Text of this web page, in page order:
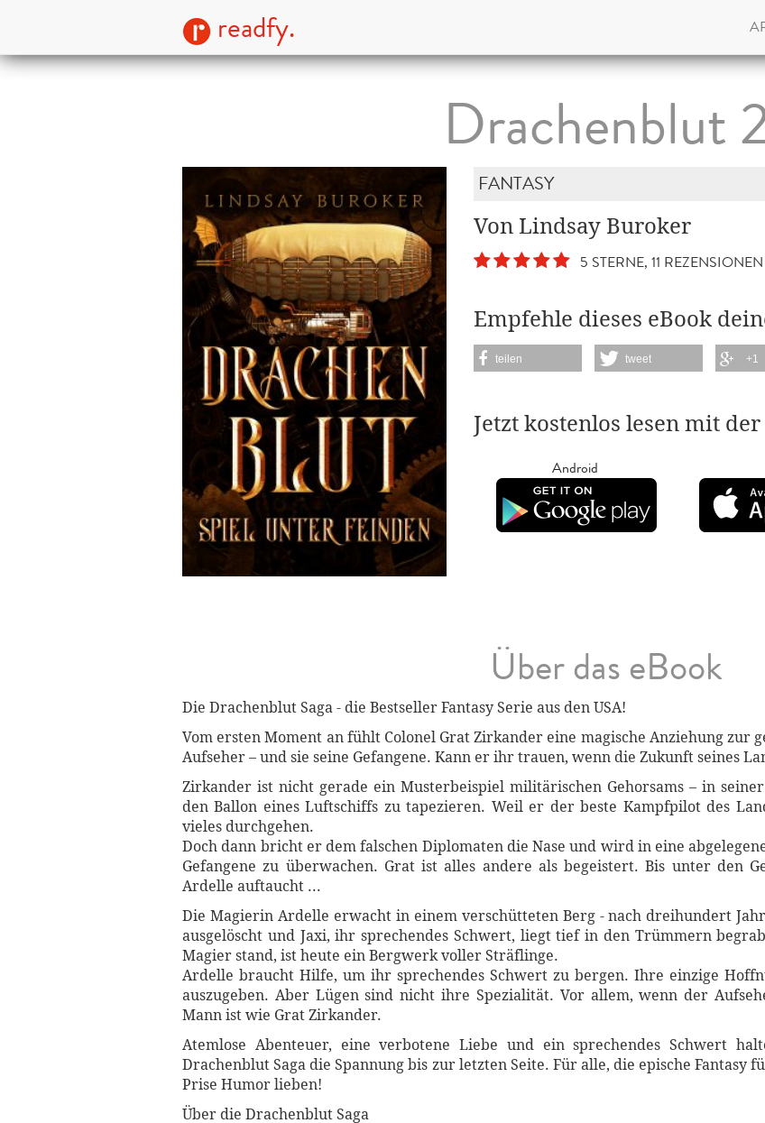
readfy.
Drachenblut
FANTASY
Von Lindsay Buroker
5 STERNE, 11 REZENSIONEN
Empfehle dieses eBook
teilen tweet +1
Jetzt kostenlos lesen mit
Android
Über das eBook
Die Drachenblut Saga - die Bestseller Fantasy Serie aus den USA!
Vom ersten Moment an fühlt Colonel Grat Zirkander eine magische Anziehung zur
Aufseher – und sie seine Gefangene. Kann er ihr trauen, wenn die Zukunft seines
Zirkander ist nicht gerade ein Musterbeispiel militärischen Gehorsams – in
den Ballon eines Luftschiffs zu tapezieren. Weil er der beste Kampfpilot des
vieles durchgehen.
Doch dann bricht er dem falschen Diplomaten die Nase und wird in eine
Gefangene zu überwachen. Grat ist alles andere als begeistert. Bis unter den
Ardelle auftaucht ...
Die Magierin Ardelle erwacht in einem verschütteten Berg - nach dreihundert
ausgelöscht und Jaxi, ihr sprechendes Schwert, liegt tief in den Trümmern
Magier stand, ist heute ein Bergwerk voller Sträflinge.
Ardelle braucht Hilfe, um ihr sprechendes Schwert zu bergen. Ihre einzige
auszugeben. Aber Lügen sind nicht ihre Spezialität. Vor allem, wenn der
Mann ist wie Grat Zirkander.
Atemlose Abenteuer, eine verbotene Liebe und ein sprechendes Schwert
Drachenblut Saga die Spannung bis zur letzten Seite. Für alle, die epische Fantasy
Prise Humor lieben!
Über die Drachenblut Saga